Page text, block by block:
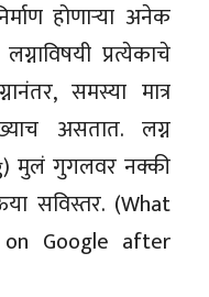
होणाऱ्या अनेक
प्रत्येकाचे
समस्या मात्र
असतात. लग्न
मुलं गुगलवर नक्की
सविस्तर. (What
on Google after